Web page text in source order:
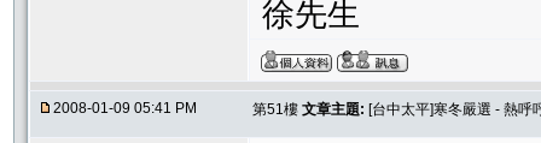
徐先生
2008-01-09 05:41 PM 第51樓 文章主題: [台中太平]寒冬嚴選 - 熱呼